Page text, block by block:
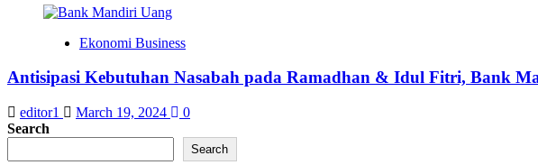
Ekonomi Business
Antisipasi Kebutuhan Nasabah pada Ramadhan & Idul Fitri, Bank
editor1 March 19, 2024
0
Search
Search